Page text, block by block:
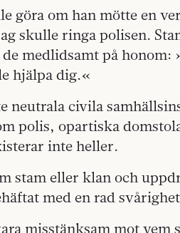
göra om han mötte en
skulle ringa polisen.
medlidsamt på
hjälpa dig.«
neutrala civila
polis, opartiska
inte heller.
stam eller klan och
med en rad
misstänksam mot vem